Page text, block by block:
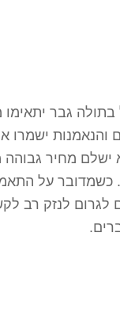
גבר
והנאמנות
מחיר גבוהה
על
לגרום לנזק רב